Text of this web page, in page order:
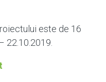
este de 16
22.10.2019.